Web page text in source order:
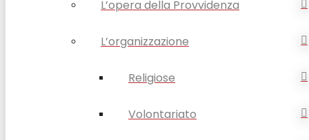
L’opera della Provvidenza
L’organizzazione
Religiose
Volontariato